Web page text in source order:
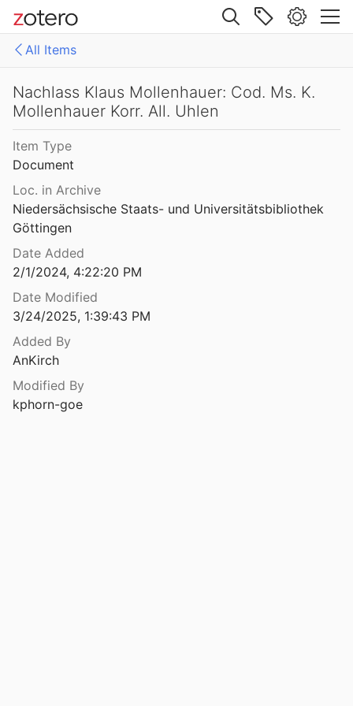
Site navigation
All Items
Gesamtausgabe (KMG)
All Items
1: Klaus Mollenhauer: Werke
3: Archivdokumente
Nachlass Klaus Mollenhauer: Cod. Ms. K.
Mollenhauer Korr. All. Uhlen
Item Type
Document
Loc. in Archive
Niedersächsische Staats- und Universitätsbibliothek
Göttingen
Date Added
2/1/2024, 4:22:20 PM
Date Modified
3/24/2025, 1:39:43 PM
Added By
AnKirch
Modified By
kphorn-goe